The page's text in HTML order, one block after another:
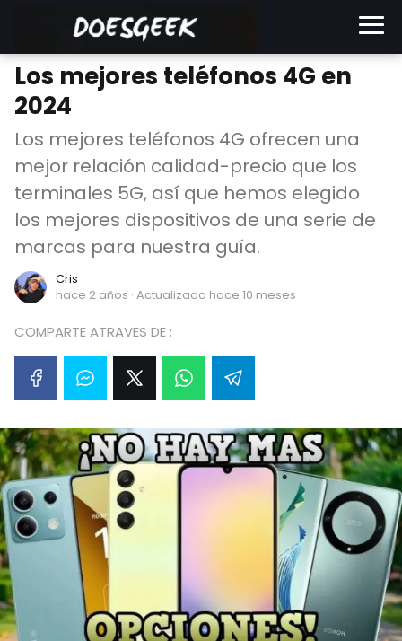
Los mejores teléfonos 4G en
2024
Los mejores teléfonos 4G ofrecen una
mejor relación calidad-precio que los
terminales 5G, así que hemos elegido
los mejores dispositivos de una serie de
marcas para nuestra guía.
Cris
hace 2 años · Actualizado hace 10 meses
COMPARTE ATRAVES DE :